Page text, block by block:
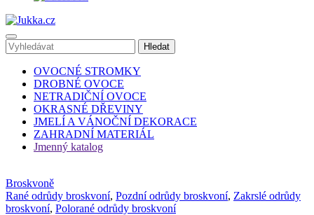
OVOCNÉ STROMKY
DROBNÉ OVOCE
NETRADIČNÍ OVOCE
OKRASNÉ DŘEVINY
JMELÍ A VÁNOČNÍ DEKORACE
ZAHRADNÍ MATERIÁL
Jmenný katalog
Broskvoně
Rané odrůdy broskvoní, Pozdní odrůdy broskvoní, Zakrslé odrůdy
broskvoní, Polorané odrůdy broskvoní